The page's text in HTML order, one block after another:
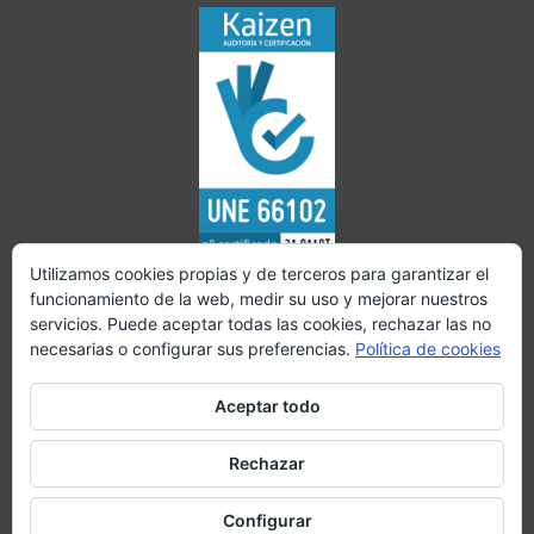
Utilizamos cookies propias y de terceros para garantizar el
funcionamiento de la web, medir su uso y mejorar nuestros
servicios. Puede aceptar todas las cookies, rechazar las no
necesarias o configurar sus preferencias. Política de cookies
Aceptar todo
Rechazar
Configurar